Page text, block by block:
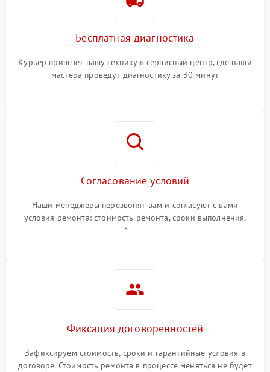
Бесплатная диагностика
Курьер привезет вашу технику в сервисный центр, где наши
мастера проведут диагностику за 30 минут
Согласование условий
Наши менеджеры перезвонят вам и согласуют с вами
условия ремонта: стоимость ремонта, сроки выполнения,
гарантийные условия
Фиксация договоренностей
Зафиксируем стоимость, сроки и гарантийные условия в
договоре. Стоимость ремонта в процессе меняться не будет